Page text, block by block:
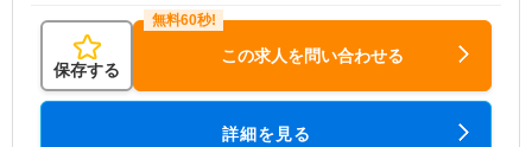
保存する
この求人を問い合わせる
詳細を見る